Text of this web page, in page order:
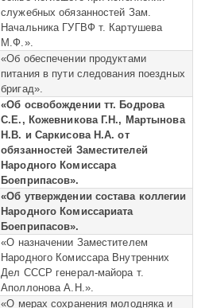
служебных обязанностей Зам.
Начальника ГУГВФ т. Картушева
М.Ф.».
«Об обеспечении продуктами
питания в пути следования поездных
бригад».
«Об освобождении тт. Бодрова
С.Е., Кожевникова Г.Н., Мартынова
Н.В. и Саркисова Н.А. от
обязанностей Заместителей
Народного Комиссара
Боеприпасов».
«Об утверждении состава коллегии
Народного Комиссариата
Боеприпасов».
«О назначении Заместителем
Народного Комиссара Внутренних
Дел СССР генерал-майора т.
Аполлонова А.Н.».
«О мерах сохранения молодняка и